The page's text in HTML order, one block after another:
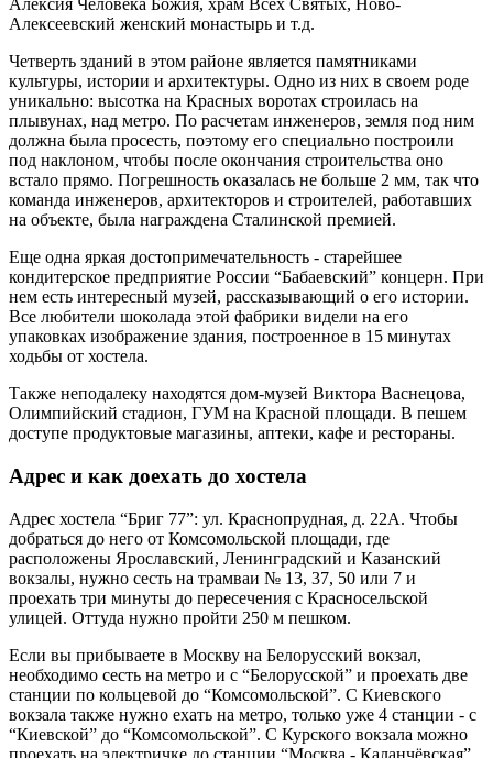
Алексия Человека Божия, храм Всех Святых, Ново-
Алексеевский женский монастырь и т.д.
Четверть зданий в этом районе является памятниками
культуры, истории и архитектуры. Одно из них в своем роде
уникально: высотка на Красных воротах строилась на
плывунах, над метро. По расчетам инженеров, земля под ним
должна была просесть, поэтому его специально построили
под наклоном, чтобы после окончания строительства оно
встало прямо. Погрешность оказалась не больше 2 мм, так что
команда инженеров, архитекторов и строителей, работавших
на объекте, была награждена Сталинской премией.
Еще одна яркая достопримечательность - старейшее
кондитерское предприятие России “Бабаевский” концерн. При
нем есть интересный музей, рассказывающий о его истории.
Все любители шоколада этой фабрики видели на его
упаковках изображение здания, построенное в 15 минутах
ходьбы от хостела.
Также неподалеку находятся дом-музей Виктора Васнецова,
Олимпийский стадион, ГУМ на Красной площади. В пешем
доступе продуктовые магазины, аптеки, кафе и рестораны.
Адрес и как доехать до хостела
Адрес хостела “Бриг 77”: ул. Краснопрудная, д. 22А. Чтобы
добраться до него от Комсомольской площади, где
расположены Ярославский, Ленинградский и Казанский
вокзалы, нужно сесть на трамваи № 13, 37, 50 или 7 и
проехать три минуты до пересечения с Красносельской
улицей. Оттуда нужно пройти 250 м пешком.
Если вы прибываете в Москву на Белорусский вокзал,
необходимо сесть на метро и с “Белорусской” и проехать две
станции по кольцевой до “Комсомольской”. С Киевского
вокзала также нужно ехать на метро, только уже 4 станции - с
“Киевской” до “Комсомольской”. С Курского вокзала можно
проехать на электричке до станции “Москва - Каланчёвская”,